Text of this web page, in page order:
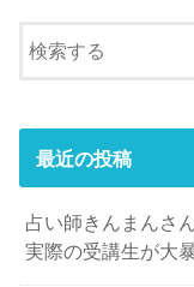
最近の投稿
占い師きんまんさ
実際の受講生が大